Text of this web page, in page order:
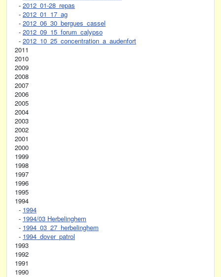
- 2012_01-28_repas
- 2012_01_17_ag
- 2012_06_30_bergues_cassel
- 2012_09_15_forum_calypso
- 2012_10_25_concentration_a_audenfort
2011
2010
2009
2008
2007
2006
2005
2004
2003
2002
2001
2000
1999
1998
1997
1996
1995
1994
- 1994
- 1994/03 Herbelinghem
- 1994_03_27_herbelinghem
- 1994_dover_patrol
1993
1992
1991
1990